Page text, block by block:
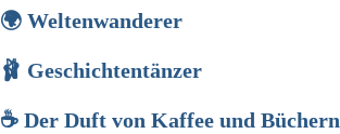
🌍 Weltenwanderer
🩰 Geschichtentänzer
☕ Der Duft von Kaffee und Büchern